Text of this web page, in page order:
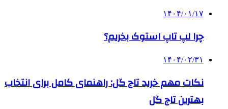
۱۴۰۴/۰۱/۱۷
چرا لپ تاپ استوک بخریم؟
۱۴۰۴/۰۲/۳۱
نکات مهم خرید تاج گل: راهنمای کامل برای انتخاب
بهترین تاج گل